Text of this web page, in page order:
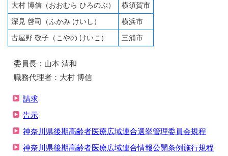
大村 博信（おおむら ひろのぶ）
横須賀市
深見 啓司（ふかみ けいし）
横浜市
古屋野 敬子（こやの けいこ）
三浦市
委員長：山本 清和
職務代理者：大村 博信
請求
告示
神奈川県後期高齢者医療広域連合選挙管理委員会規程
神奈川県後期高齢者医療広域連合情報公開条例施行規程